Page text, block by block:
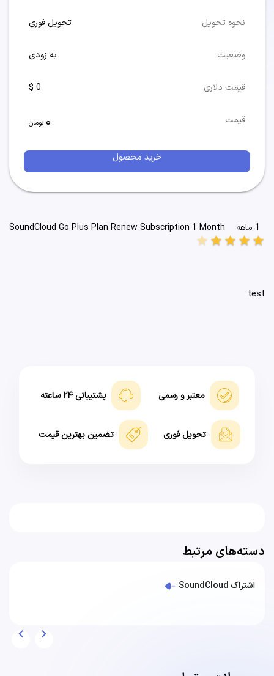
1 ماهه
SoundCloud Go Plus Plan Renew Subscription 1 Month
star
star
star
star
star
test
معتبر و رسمی پشتیبانی ۲۴ ساعته
تحویل فوری تضمین بهترین قیمت
نحوه تحویل تحویل فوری
وضعیت به زودی
قیمت دلاری 0 $
قیمت 0 تومان
خرید محصول
دسته‌های مرتبط
اشتراک SoundCloud